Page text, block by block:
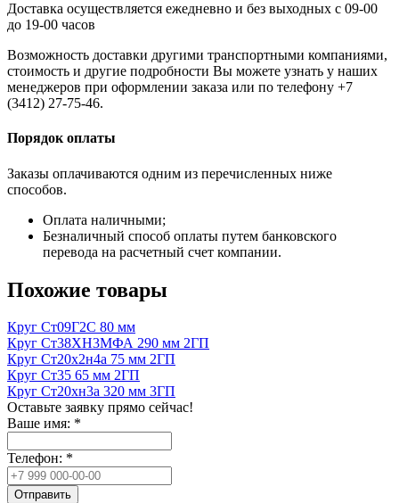
Доставка осуществляется ежедневно и без выходных с 09-00
до 19-00 часов
Возможность доставки другими транспортными компаниями,
стоимость и другие подробности Вы можете узнать у наших
менеджеров при оформлении заказа или по телефону +7
(3412) 27-75-46.
Порядок оплаты
Заказы оплачиваются одним из перечисленных ниже
способов.
Оплата наличными;
Безналичный способ оплаты путем банковского
перевода на расчетный счет компании.
Похожие товары
Круг Ст09Г2С 80 мм
Круг Ст38ХН3МФА 290 мм 2ГП
Круг Ст20х2н4а 75 мм 2ГП
Круг Ст35 65 мм 2ГП
Круг Ст20хн3а 320 мм 3ГП
Оставьте заявку прямо сейчас!
Ваше имя: *
Телефон: *
Отправить